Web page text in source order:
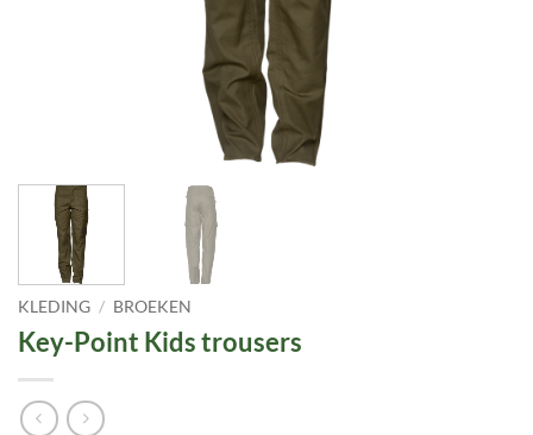
KLEDING / BROEKEN
Key-Point Kids trousers